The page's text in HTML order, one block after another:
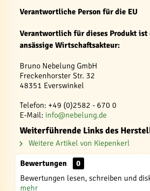
Verantwortliche Person für die EU
Verantwortlich für dieses Produkt ist
ansässige Wirtschaftsakteur:
Bruno Nebelung GmbH
Freckenhorster Str. 32
48351 Everswinkel
Telefon: +49 (0)2582 - 670 0
E-Mail: info@nebelung.de
Weiterführende Links des
Weitere Artikel von Kiepenkerl
Bewertungen
0
Bewertungen lesen, schreiben und
mehr